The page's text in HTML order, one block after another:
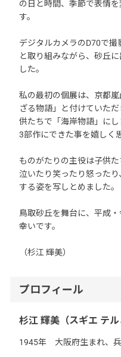
の日と時間、季節で表情
す。
デジタルカメラのD70で
と取り組みながら、砂丘
した。
私の最初の個展は、京都
ざる物語」と付けていた
供たちで「海岸物語」に
3部作にできた事を嬉しく
ものがたりの主役は子供た
泣いたり笑ったり怒った
する姿を写しとめました。
鳥取砂丘を舞台に、平成
幸いです。
（杉江 輝美）
プロフィール
杉江 輝美（スギエ テル
1945年 大阪府生まれ、兵